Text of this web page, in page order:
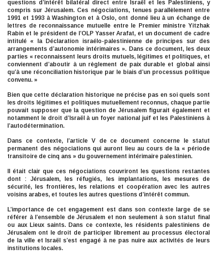
questions d’intérêt bilatéral direct entre Israël et les Palestiniens, y
compris sur Jérusalem. Ces négociations, tenues parallèlement entre
1991 et 1993 à Washington et à Oslo, ont donné lieu à un échange de
lettres de reconnaissance mutuelle entre le Premier ministre Yitzhak
Rabin et le président de l’OLP Yasser Arafat, et un document de cadre
intitulé « la Déclaration israélo-palestinienne de principes sur des
arrangements d’autonomie intérimaires ». Dans ce document, les deux
parties « reconnaissent leurs droits mutuels, légitimes et politiques, et
conviennent d’aboutir à un règlement de paix durable et global ainsi
qu’à une réconciliation historique par le biais d’un processus politique
convenu. »
Bien que cette déclaration historique ne précise pas en soi quels sont
les droits légitimes et politiques mutuellement reconnus, chaque partie
pouvait supposer que la question de Jérusalem figurait également et
notamment le droit d’Israël à un foyer national juif et les Palestiniens à
l’autodétermination.
Dans ce contexte, l’article V de ce document concerne le statut
permanent des négociations qui auront lieu au cours de la « période
transitoire de cinq ans » du gouvernement intérimaire palestinien.
Il était clair que ces négociations couvriront les questions restantes
dont : Jérusalem, les réfugiés, les implantations, les mesures de
sécurité, les frontières, les relations et coopération avec les autres
voisins arabes, et toutes les autres questions d’intérêt commun.
L’importance de cet engagement est dans son contexte large de se
référer à l’ensemble de Jérusalem et non seulement à son statut final
ou aux Lieux saints. Dans ce contexte, les résidents palestiniens de
Jérusalem ont le droit de participer librement au processus électoral
de la ville et Israël s’est engagé à ne pas nuire aux activités de leurs
institutions locales.